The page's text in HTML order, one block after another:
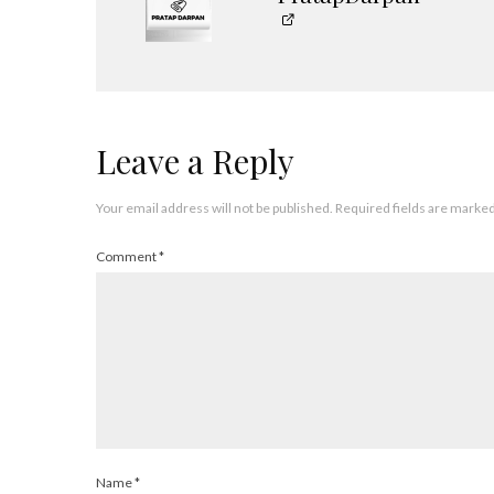
Leave a Reply
Your email address will not be published. Required fields are
Comment*
Name*